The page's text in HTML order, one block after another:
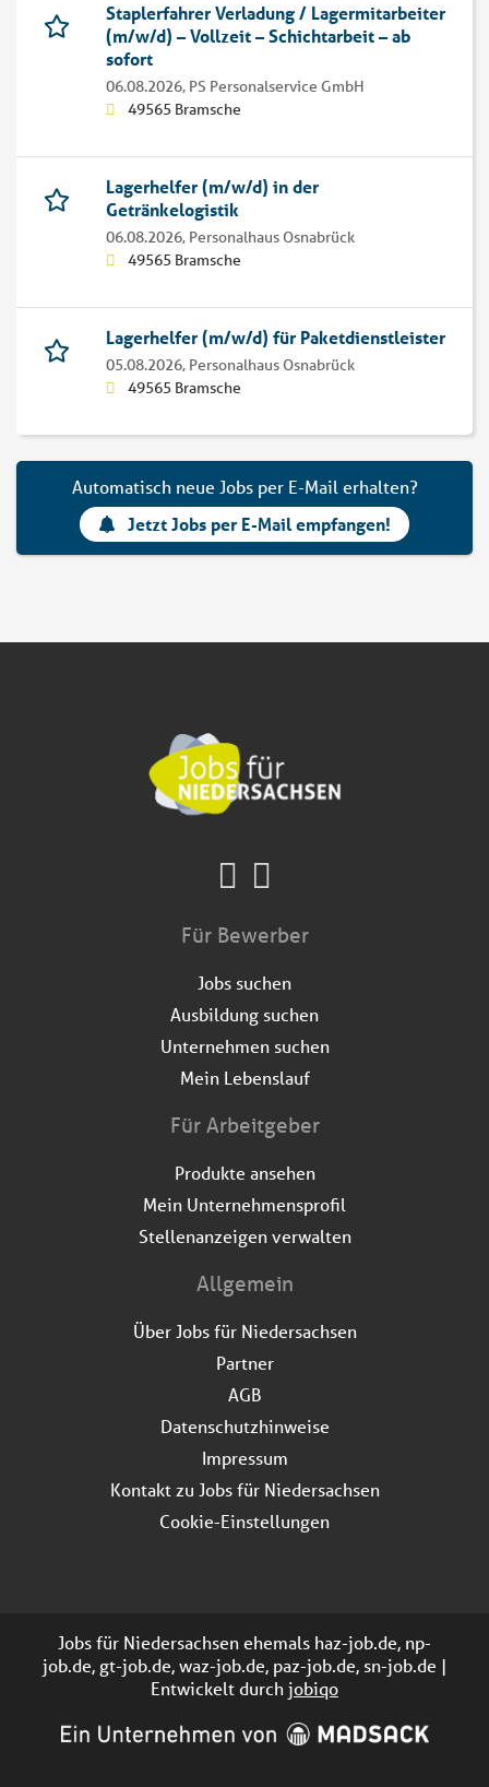
Staplerfahrer Verladung / Lagermitarbeiter
(m/w/d) – Vollzeit – Schichtarbeit – ab
sofort
06.08.2026, PS Personalservice GmbH
49565 Bramsche
Lagerhelfer (m/w/d) in der
Getränkelogistik
06.08.2026, Personalhaus Osnabrück
49565 Bramsche
Lagerhelfer (m/w/d) für Paketdienstleister
05.08.2026, Personalhaus Osnabrück
49565 Bramsche
Automatisch neue Jobs per E-Mail erhalten?
Jetzt Jobs per E-Mail empfangen!
Für Bewerber
Jobs suchen
Ausbildung suchen
Unternehmen suchen
Mein Lebenslauf
Für Arbeitgeber
Produkte ansehen
Mein Unternehmensprofil
Stellenanzeigen verwalten
Allgemein
Über Jobs für Niedersachsen
Partner
AGB
Datenschutzhinweise
Impressum
Kontakt zu Jobs für Niedersachsen
Cookie-Einstellungen
Jobs für Niedersachsen ehemals haz-job.de, np-
job.de, gt-job.de, waz-job.de, paz-job.de, sn-job.de |
Entwickelt durchjobiqo